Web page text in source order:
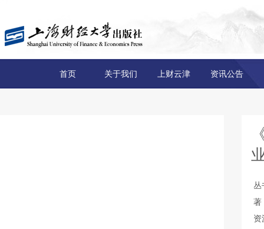
首页 关于我们 上财云津 资讯公告
丛
著
资